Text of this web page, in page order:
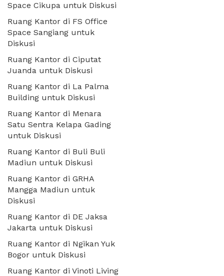
Space Cikupa untuk Diskusi
Ruang Kantor di FS Office
Space Sangiang untuk
Diskusi
Ruang Kantor di Ciputat
Juanda untuk Diskusi
Ruang Kantor di La Palma
Building untuk Diskusi
Ruang Kantor di Menara
Satu Sentra Kelapa Gading
untuk Diskusi
Ruang Kantor di Buli Buli
Madiun untuk Diskusi
Ruang Kantor di GRHA
Mangga Madiun untuk
Diskusi
Ruang Kantor di DE Jaksa
Jakarta untuk Diskusi
Ruang Kantor di Ngikan Yuk
Bogor untuk Diskusi
Ruang Kantor di Vinoti Living